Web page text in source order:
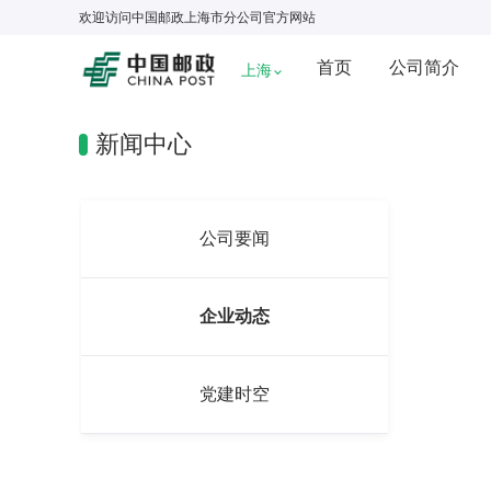
欢迎访问中国邮政上海市分公司 官方网站
上海 首页 公司简介
新闻中心
公司要闻
企业动态
党建时空